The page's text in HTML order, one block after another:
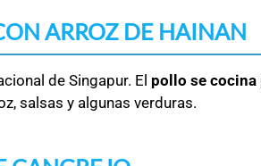
ARROZ DE HAINAN
de Singapur. El pollo se cocina
salsas y algunas verduras.